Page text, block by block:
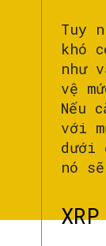
Tuy
khó
như
vệ
Nếu
với
dưới
nó